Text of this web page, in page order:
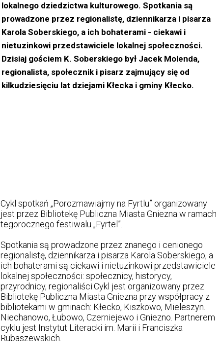
lokalnego dziedzictwa kulturowego. Spotkania są
prowadzone przez regionalistę, dziennikarza i pisarza
Karola Soberskiego, a ich bohaterami - ciekawi i
nietuzinkowi przedstawiciele lokalnej społeczności.
Dzisiaj gościem K. Soberskiego był Jacek Molenda,
regionalista, społecznik i pisarz zajmujący się od
kilkudziesięciu lat dziejami Kłecka i gminy Kłecko.
Cykl spotkań „Porozmawiajmy na Fyrtlu” organizowany
jest przez Bibliotekę Publiczna Miasta Gniezna w ramach
tegorocznego festiwalu „Fyrtel”.
Spotkania są prowadzone przez znanego i cenionego
regionalistę, dziennikarza i pisarza Karola Soberskiego, a
ich bohaterami są ciekawi i nietuzinkowi przedstawiciele
lokalnej społeczności: społecznicy, historycy,
przyrodnicy, regionaliści.Cykl jest organizowany przez
Bibliotekę Publiczna Miasta Gniezna przy współpracy z
bibliotekami w gminach: Kłecko, Kiszkowo, Mieleszyn.
Niechanowo, Łubowo, Czerniejewo i Gniezno. Partnerem
cyklu jest Instytut Literacki im. Marii i Franciszka
Rubaszewskich.